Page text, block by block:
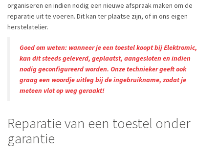
organiseren en indien nodig een nieuwe afspraak maken om de
reparatie uit te voeren. Dit kan ter plaatse zijn, of in ons eigen
herstelatelier.
Goed om weten: wanneer je een toestel koopt bij Elektromic,
kan dit steeds geleverd, geplaatst, aangesloten en indien
nodig geconfigureerd worden. Onze technieker geeft ook
graag een woordje uitleg bij de ingebruikname, zodat je
meteen vlot op weg geraakt!
Reparatie van een toestel onder
garantie